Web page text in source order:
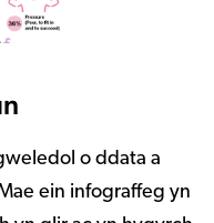
o ddata a
ein infograffeg yn